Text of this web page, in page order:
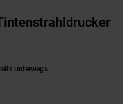
unterwegs